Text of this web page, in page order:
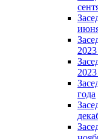
года